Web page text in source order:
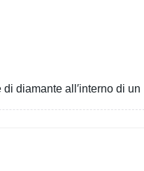
di diamante all′interno di